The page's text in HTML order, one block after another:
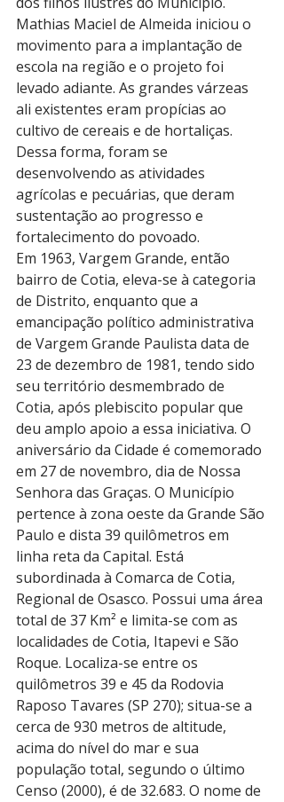
Mathias Maciel de Almeida iniciou o
movimento para a implantação de
escola na região e o projeto foi
levado adiante. As grandes várzeas
ali existentes eram propícias ao
cultivo de cereais e de hortaliças.
Dessa forma, foram se
desenvolvendo as atividades
agrícolas e pecuárias, que deram
sustentação ao progresso e
fortalecimento do povoado.
Em 1963, Vargem Grande, então
bairro de Cotia, eleva-se à categoria
de Distrito, enquanto que a
emancipação político administrativa
de Vargem Grande Paulista data de
23 de dezembro de 1981, tendo sido
seu território desmembrado de
Cotia, após plebiscito popular que
deu amplo apoio a essa iniciativa. O
aniversário da Cidade é comemorado
em 27 de novembro, dia de Nossa
Senhora das Graças. O Município
pertence à zona oeste da Grande São
Paulo e dista 39 quilômetros em
linha reta da Capital. Está
subordinada à Comarca de Cotia,
Regional de Osasco. Possui uma área
total de 37 Km² e limita-se com as
localidades de Cotia, Itapevi e São
Roque. Localiza-se entre os
quilômetros 39 e 45 da Rodovia
Raposo Tavares (SP 270); situa-se a
cerca de 930 metros de altitude,
acima do nível do mar e sua
população total, segundo o último
Censo (2000), é de 32.683. O nome de